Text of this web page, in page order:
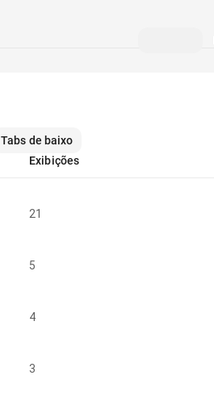
Tabs de baixo
Exibições
21
5
4
3